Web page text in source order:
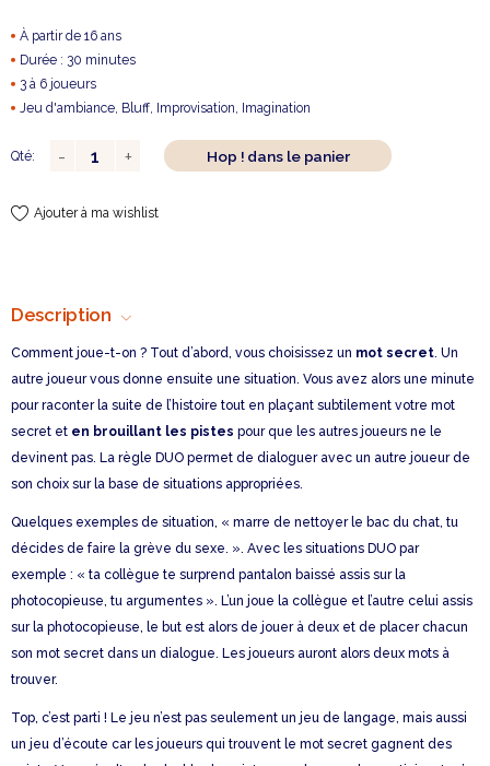
À partir de 16 ans
Durée : 30 minutes
3 à 6 joueurs
Jeu d'ambiance, Bluff, Improvisation, Imagination
Qté: Hop ! dans le panier
Ajouter à ma wishlist
Description
Comment joue-t-on ? Tout d’abord, vous choisissez un mot secret. Un
autre joueur vous donne ensuite une situation. Vous avez alors une minute
pour raconter la suite de l’histoire tout en plaçant subtilement votre mot
secret et en brouillant les pistes pour que les autres joueurs ne le
devinent pas. La règle DUO permet de dialoguer avec un autre joueur de
son choix sur la base de situations appropriées.
Quelques exemples de situation, « marre de nettoyer le bac du chat, tu
décides de faire la grève du sexe. ». Avec les situations DUO par
exemple : « ta collègue te surprend pantalon baissé assis sur la
photocopieuse, tu argumentes ». L’un joue la collègue et l’autre celui assis
sur la photocopieuse, le but est alors de jouer à deux et de placer chacun
son mot secret dans un dialogue. Les joueurs auront alors deux mots à
trouver.
Top, c’est parti ! Le jeu n’est pas seulement un jeu de langage, mais aussi
un jeu d’écoute car les joueurs qui trouvent le mot secret gagnent des